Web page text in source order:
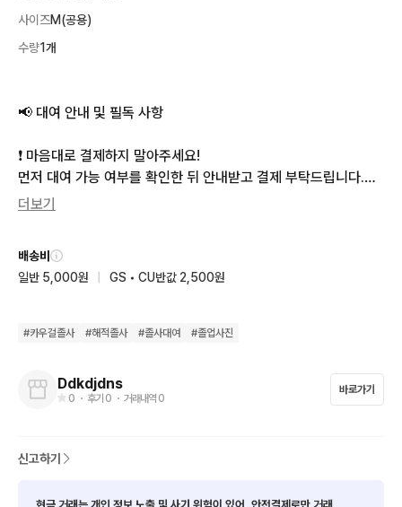
사이즈M(공용)
수량1개
📢 대여 안내 및 필독 사항
❗ 마음대로 결제하지 말아주세요!
먼저 대여 가능 여부를 확인한 뒤 안내받고 결제 부탁드립니다.
* 대여 하루 전 날짜는 불가능합니다.
* 코르셋 (S)
더보기
배송비
일반 5,000원
GS • CU반값 2,500원
#카우걸졸사 #해적졸사 #졸사대여 #졸업사진
Ddkdjdns
0 ・ 후기 0 ・ 거래내역 0
바로가기
신고하기